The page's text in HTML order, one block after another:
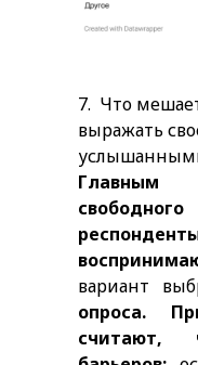
7. Что
выражать
Главным
вариант
опроса.
считают,